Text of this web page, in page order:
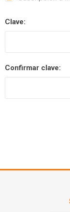
Clave:
Confirmar clave: